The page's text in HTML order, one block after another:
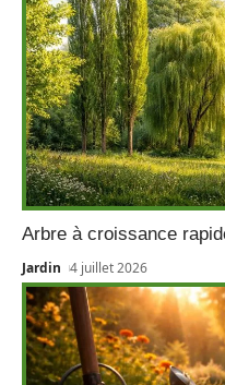
Arbre à croissance
Jardin 4 juillet 2026